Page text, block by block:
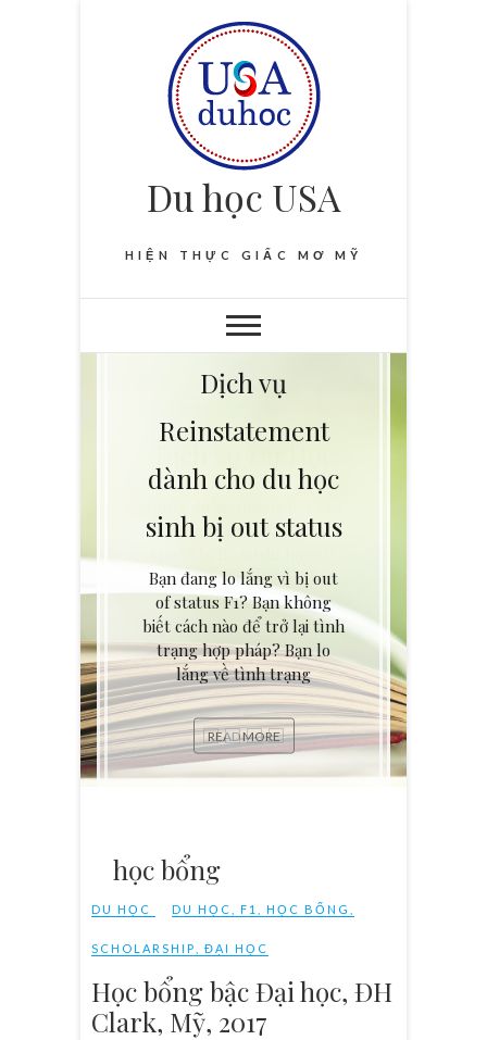
Du học USA
HIỆN THỰC GIẤC MƠ MỸ
Dịch vụ
Reinstatement
dành cho du học
sinh bị out status
Bạn đang lo lắng vì bị out
of status F1? Bạn không
biết cách nào để trở lại tình
trạng hợp pháp? Bạn lo
lắng về tình trạng
READ MORE
học bổng
DU HỌC DU HỌC F1 HỌC BỔNG
SCHOLARSHIP ĐẠI HỌC
Học bổng bậc Đại học, ĐH
Clark, Mỹ, 2017